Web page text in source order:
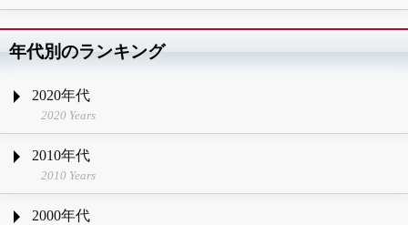
年代別のランキング
2020年代
2020 Years
2010年代
2010 Years
2000年代